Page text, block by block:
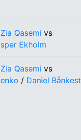
Zia Qasemi vs
Ekholm
Zia Qasemi vs
/ Daniel